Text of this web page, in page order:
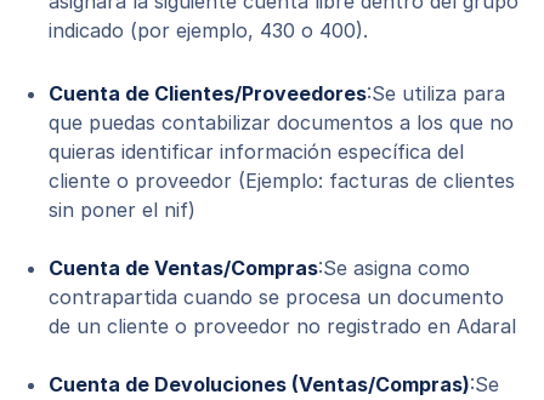
indicado (por ejemplo, 430 o 400).
Cuenta de Clientes/Proveedores:Se utiliza para
que puedas contabilizar documentos a los que no
quieras identificar información específica del
cliente o proveedor (Ejemplo: facturas de clientes
sin poner el nif)
Cuenta de Ventas/Compras:Se asigna como
contrapartida cuando se procesa un documento
de un cliente o proveedor no registrado en Adaral
Cuenta de Devoluciones (Ventas/Compras):Se